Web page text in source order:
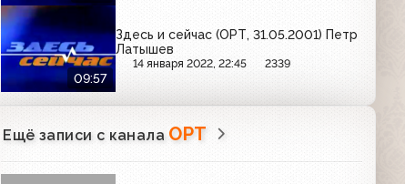
09:57
Здесь и сейчас (ОРТ, 31.05.2001) Петр
Латышев
14 января 2022, 22:45 2339
Ещё записи с канала ОРТ